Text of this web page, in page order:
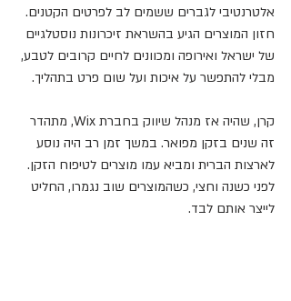
אלטרנטיבי לגברים ששמים לב לפרטים הקטנים.
חזון המוצרים הגיע בהשראת זיכרונות נוסטלגיים
של ישראל ואירופה ומכוונים לחיים קרובים לטבע,
מבלי להתפשר על איכות ועל שום פרט בתהליך.
קרן, שהיה אז מנהל שיווק בחברת Wix, מתהדר
זה שנים בזקן מפואר. במשך זמן רב היה נוסע
לארצות הברית ומביא עמו מוצרים לטיפוח הזקן.
לפני כשנה וחצי, כשהמוצרים שוב נגמרו, החליט
לייצר אותם לבד.